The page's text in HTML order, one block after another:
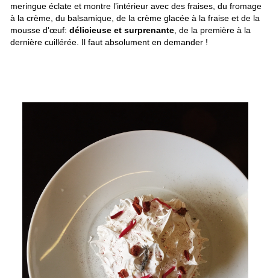
meringue éclate et montre l’intérieur avec des fraises, du fromage
à la crème, du balsamique, de la crème glacée à la fraise et de la
mousse d'œuf:délicieuse et surprenante , de la première à la
dernière cuillérée. Il faut absolument en demander !